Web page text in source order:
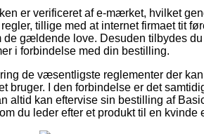
er verificeret af e-mærket, hvilket
tillige med at internet firmaet tit
gældende love. Desuden tilbydes
i forbindelse med din bestilling.
de væsentligste reglementer der
bruger. I den forbindelse er det
altid kan eftervise sin bestilling af
du leder efter et produkt til en kvinde